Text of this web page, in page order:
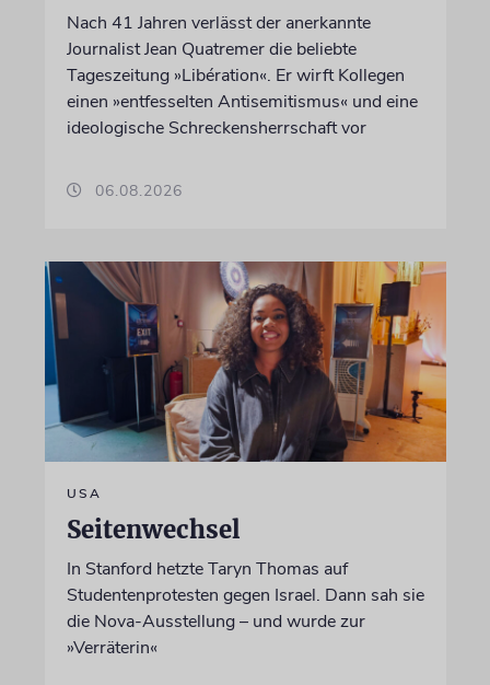
Nach 41 Jahren verlässt der anerkannte
Journalist Jean Quatremer die beliebte
Tageszeitung »Libération«. Er wirft Kollegen
einen »entfesselten Antisemitismus« und eine
ideologische Schreckensherrschaft vor
06.08.2026
USA
Seitenwechsel
In Stanford hetzte Taryn Thomas auf
Studentenprotesten gegen Israel. Dann sah sie
die Nova-Ausstellung – und wurde zur
»Verräterin«